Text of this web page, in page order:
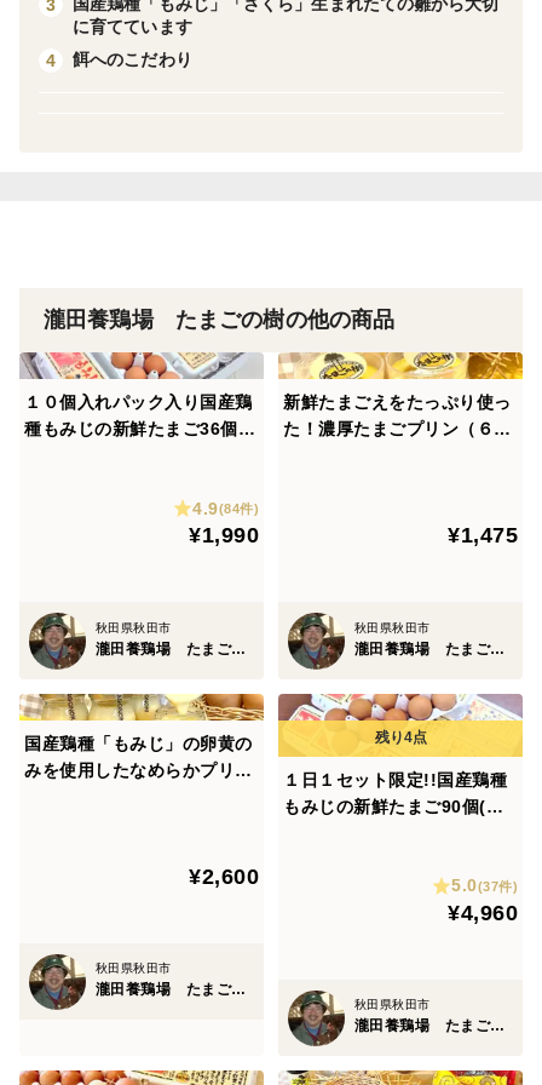
す。それから産卵を開始するまでに約5カ月かかりま
す。産卵を開始する前、卵をより美味しくする為に天然
3
に育てています
4
餌へのこだわり
瀧田養鶏場 たまごの樹の他の商品
１０個入れパック入り国産鶏
種もみじの新鮮たまご36個
4.9(84件)
¥1,990
秋田県秋田市
瀧田養鶏場 たまごの樹
新鮮たまごえをたっぷり使っ
た！濃厚たまごプリン（６
¥1,475
秋田県秋田市
瀧田養鶏場 たまごの樹
国産鶏種「もみじ」の卵黄の
みを使用したなめらかプリン
¥2,600
秋田県秋田市
瀧田養鶏場 たまごの樹
１日１セット限定!!国産鶏種
もみじの新鮮たまご90個(１
5.0(37件)
¥4,960
秋田県秋田市
瀧田養鶏場 たまごの樹